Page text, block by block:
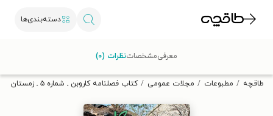
دسته‌بندی‌ها
تخفیف از طاقچه دریافت کن.
طاقچه مطبوعات مجلات عمومی کتاب فصلنامه کاروبن ـ شماره ۵ ـ زمستان ۱۴۰۰
معرفیمشخصاتنظرات (۰)